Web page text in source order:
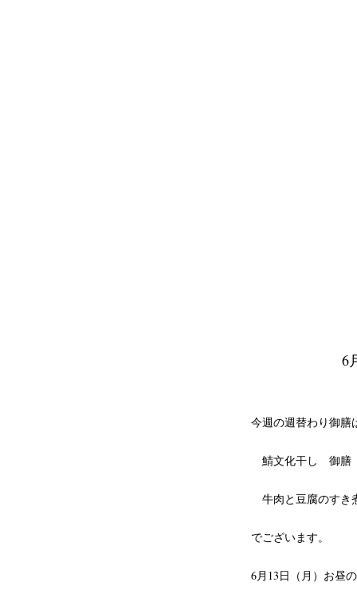
6
今週の週替わり御
鯖文化干し 御膳
牛肉と豆腐のす
でございます。
6月13日（月）お昼